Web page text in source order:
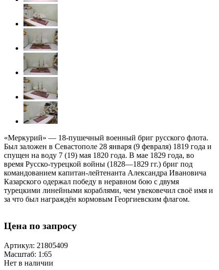
«Меркурий» — 18-пушечный военный бриг русского флота.
Был заложен в Севастополе 28 января (9 февраля) 1819 года и
спущен на воду 7 (19) мая 1820 года. В мае 1829 года, во
время Русско-турецкой войны (1828—1829 гг.) бриг под
командованием капитан-лейтенанта Александра Ивановича
Казарского одержал победу в неравном бою с двумя
турецкими линейными кораблями, чем увековечил своё имя и
за что был награждён кормовым Георгиевским флагом.
Цена по запросу
Артикул: 21805409
Масштаб: 1:65
Нет в наличии